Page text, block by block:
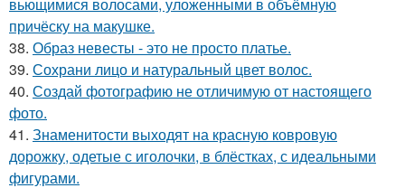
причёску на макушке.
38. Образ невесты - это не просто платье.
39. Сохрани лицо и натуральный цвет волос.
40. Создай фотографию не отличимую от настоящего
фото.
41. Знаменитости выходят на красную ковровую
дорожку, одетые с иголочки, в блёстках, с идеальными
фигурами.